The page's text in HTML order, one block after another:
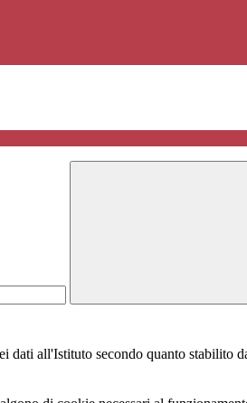
all'Istituto secondo quanto stabilito